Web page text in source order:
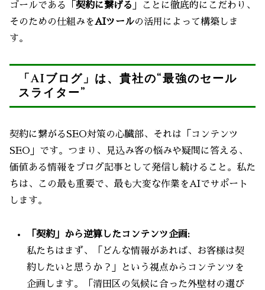
ゴールである「 契約に繋げる 」ことに徹底的にこだわり、
そのための仕組みをAIツールの活用によって構築しま
す。
「AIブログ」は、貴社の“最強のセール
スライター”
契約に繋がるSEO対策の心臓部、それは「コンテンツ
SEO」です。つまり、見込み客の悩みや疑問に答える、
価値ある情報をブログ記事として発信し続けること。私た
ちは、この最も重要で、最も大変な作業をAIでサポート
します。
「契約」から逆算したコンテンツ企画:
私たちはまず、「どんな情報があれば、お客様は契
約したいと思うか？」という視点からコンテンツを
企画します。「清田区の気候に合った外壁材の選び